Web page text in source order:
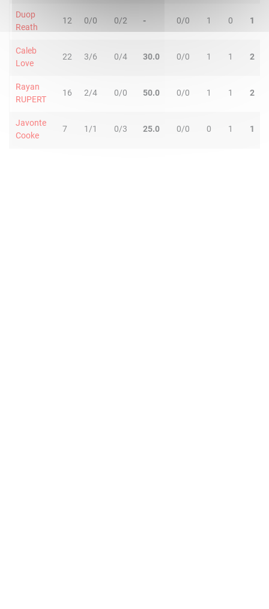
Duop
Reath
12 0/0 0/2 - 0/0 1 0 1
Caleb
Love
22 3/6 0/4 30.0 0/0 1 1 2
Rayan
RUPERT
16 2/4 0/0 50.0 0/0 1 1 2
Javonte
Cooke
7 1/1 0/3 25.0 0/0 0 1 1